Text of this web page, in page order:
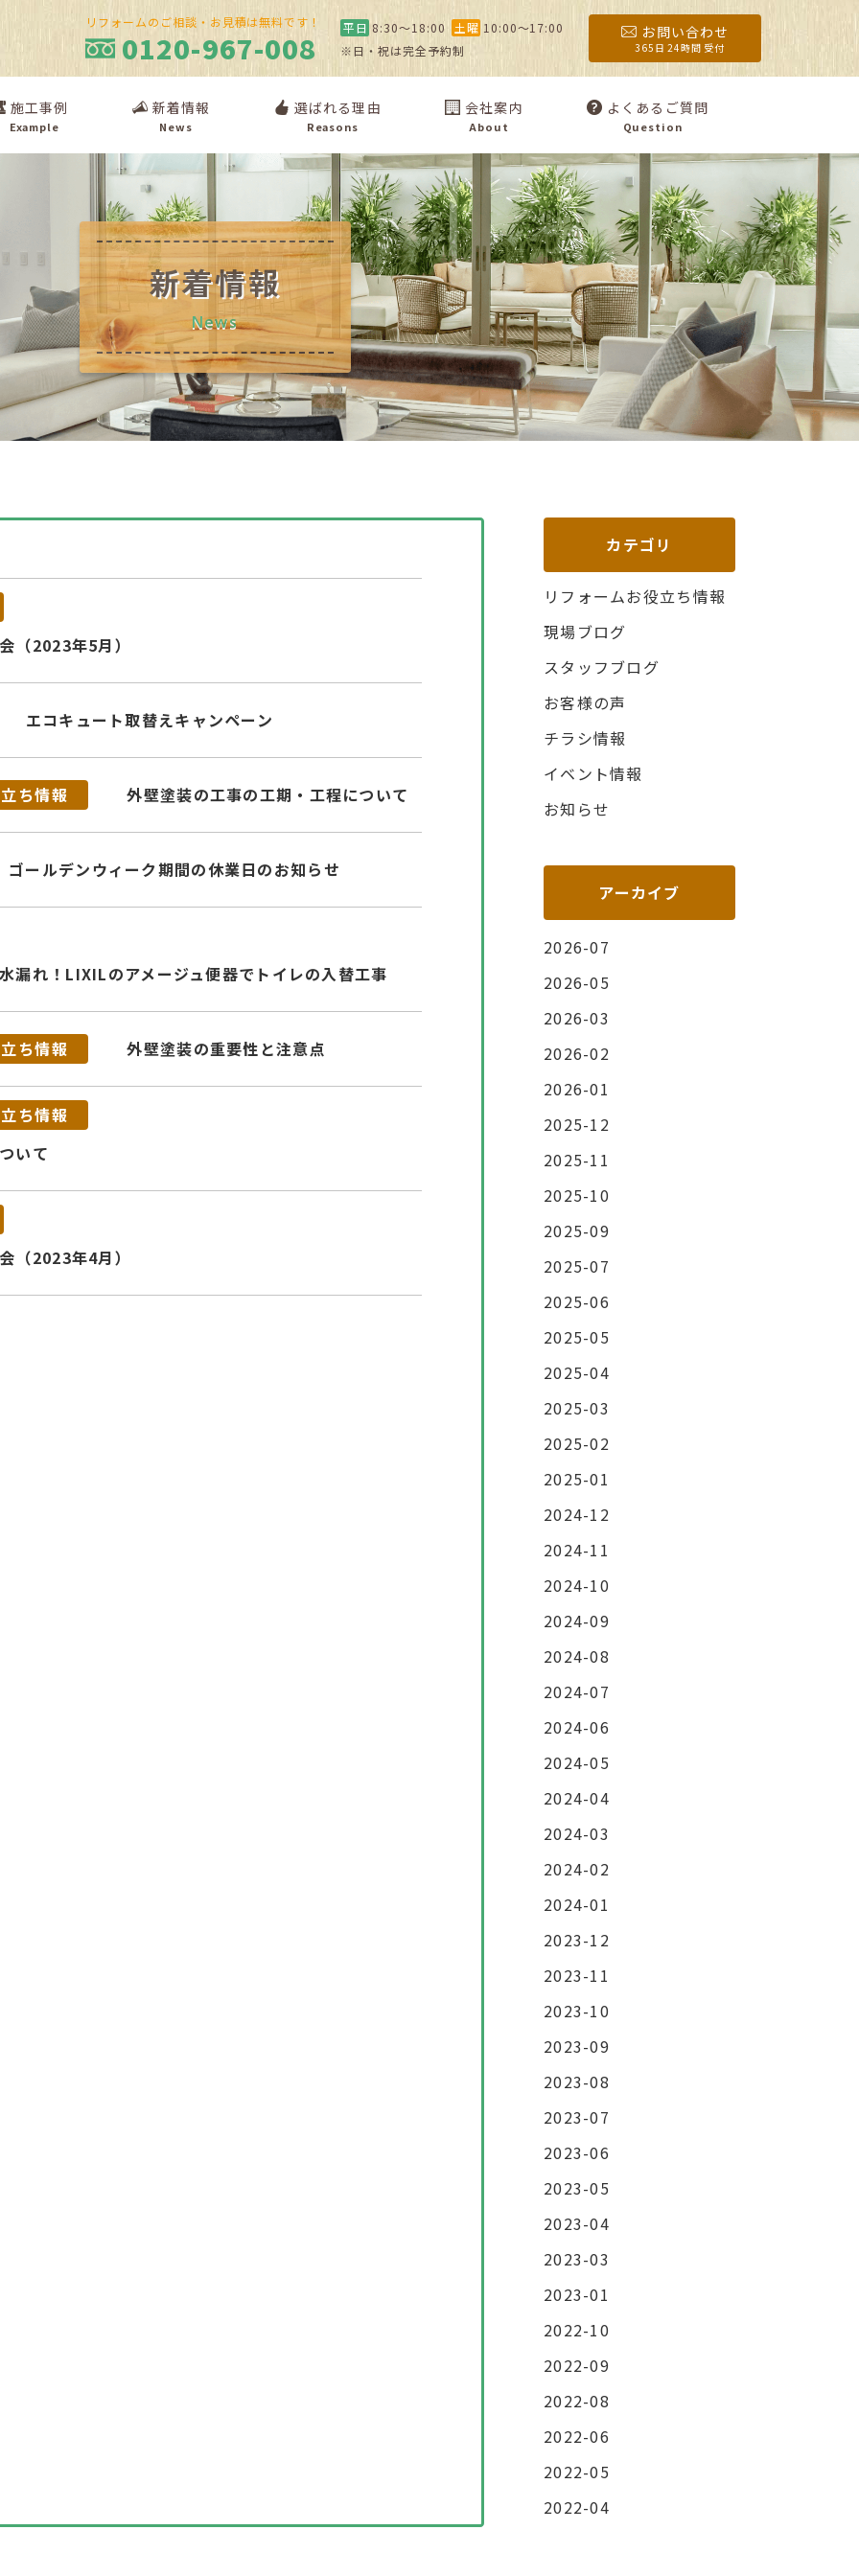
リフォームのご相談・お見積は無料です！
0120-967-008
平日 8:30〜18:00 土曜 10:00〜17:00
※日・祝は完全予約制
お問い合わせ
365日 24時間 受付
施工事例
Example
新着情報
News
選ばれる理由
Reasons
会社案内
About
よくあるご質問
Question
新着情報
News
（2023年5月）
エコキュート取替えキャンペーン
ち情報 外壁塗装の工事の工期・工程について
ゴールデンウィーク期間の休業日のお知らせ
漏れ！LIXILのアメージュ便器でトイレの入替工事
ち情報 外壁塗装の重要性と注意点
ち情報
いて
（2023年4月）
カテゴリ
リフォームお役立ち情報
現場ブログ
スタッフブログ
お客様の声
チラシ情報
イベント情報
お知らせ
アーカイブ
2026-07
2026-05
2026-03
2026-02
2026-01
2025-12
2025-11
2025-10
2025-09
2025-07
2025-06
2025-05
2025-04
2025-03
2025-02
2025-01
2024-12
2024-11
2024-10
2024-09
2024-08
2024-07
2024-06
2024-05
2024-04
2024-03
2024-02
2024-01
2023-12
2023-11
2023-10
2023-09
2023-08
2023-07
2023-06
2023-05
2023-04
2023-03
2023-01
2022-10
2022-09
2022-08
2022-06
2022-05
2022-04